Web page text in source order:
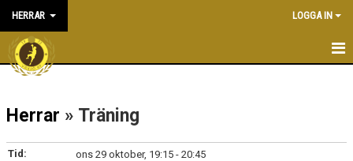
HERRAR LOGGA IN
HEM
NYHETER
KALENDER
Herrar » Träning
Tid:
ons 29 oktober, 19:15 - 20:45